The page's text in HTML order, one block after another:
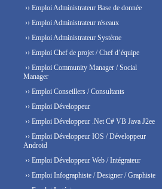
›› Emploi Administrateur Base de donnée
›› Emploi Administrateur réseaux
›› Emploi Administrateur Système
›› Emploi Chef de projet / Chef d’équipe
›› Emploi Community Manager / Social
Manager
›› Emploi Conseillers / Consultants
›› Emploi Développeur
›› Emploi Développeur .Net C# VB Java J2ee
›› Emploi Développeur IOS / Développeur
Android
›› Emploi Développeur Web / Intégrateur
›› Emploi Infographiste / Designer / Graphiste